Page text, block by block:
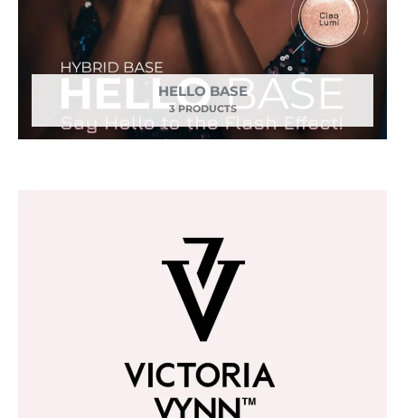
HELLO BASE
3 PRODUCTS